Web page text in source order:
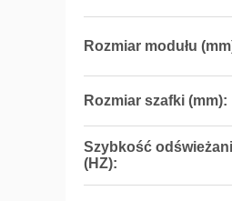
Rozmiar modułu
Rozmiar szafki (mm):
Szybkość
(HZ):